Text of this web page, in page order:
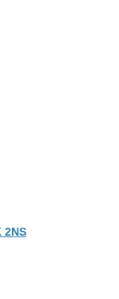
2NS